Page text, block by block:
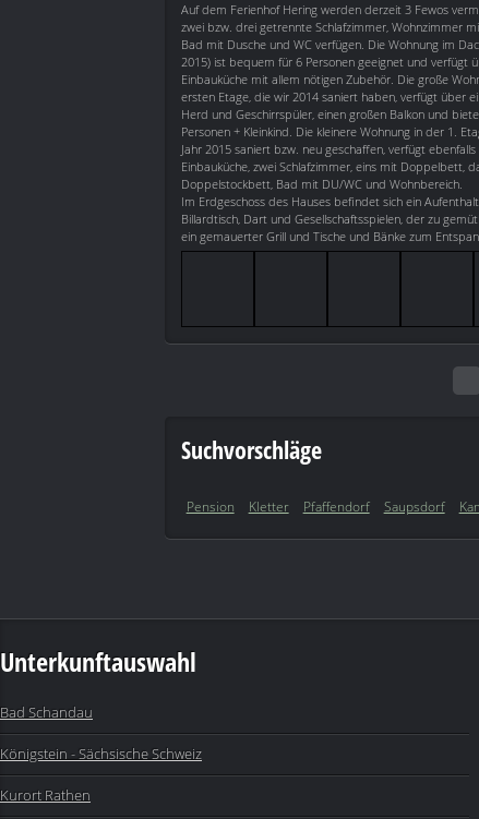
Auf dem Ferienhof Hering werden derzeit 3 Fewos
zwei bzw. drei getrennte Schlafzimmer, Wohnzimmer
Bad mit Dusche und WC verfügen. Die Wohnung im
2015) ist bequem für 6 Personen geeignet und verfügt
Einbauküche mit allem nötigen Zubehör. Die große
ersten Etage, die wir 2014 saniert haben, verfügt über
Herd und Geschirrspüler, einen großen Balkon und
Personen + Kleinkind. Die kleinere Wohnung in der 1.
Jahr 2015 saniert bzw. neu geschaffen, verfügt
Einbauküche, zwei Schlafzimmer, eins mit Doppelbett,
Doppelstockbett, Bad mit DU/WC und Wohnbereich.
Im Erdgeschoss des Hauses befindet sich ein
Billardtisch, Dart und Gesellschaftsspielen, der zu
ein gemauerter Grill und Tische und Bänke zum
Suchvorschläge
Pension Kletter Pfaffendorf Saupsdorf
Unterkunftauswahl
Bad Schandau
Königstein - Sächsische Schweiz
Kurort Rathen